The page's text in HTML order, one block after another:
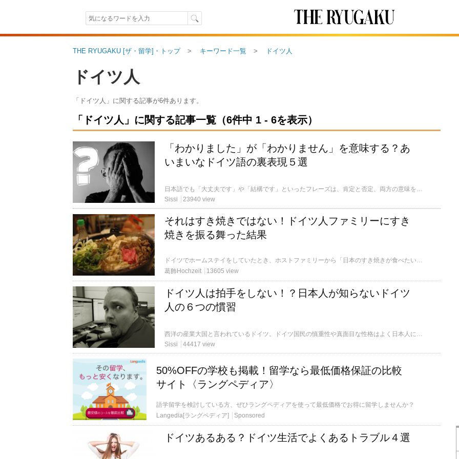
THE RYUGAKU [ザ・留学]・トップ キーワード一覧 ドイツ人
ドイツ人
「ドイツ人」に関する記事が6件あります。
「ドイツ人」に関する記事一覧（6件中 1 - 6を表示）
「わかりました」が「わかりません」を意味する？あ
いまいなドイツ語の裏表現５選
日本語でも「大丈夫です」や「結構です」といったフレーズは、肯定と否定、両方の意味を持っており、話の筋や状況によって判断しなければいけない表現ですが、実はドイツ語にもそのような表現が幾つかあるのをご存知ですか？ここでは、ドイツ語のネイティブスピーカーがよく使う、あいまいなドイツ語の表現についてご紹介します。
Sissi
23940 view
それはすき焼きではない！ドイツ人ファミリーにすき
焼きを振る舞った結果
ドイツでホームステイをしていたとき、ホストファミリーから「日本のすき焼きが食べたい」とリクエストがあったので振る舞うことに。しかし、どうも彼らは物足りなさげな様子。一体何が起こったのでしょうか。
葛飾Hochzeit
13605 view
ドイツ人は拍手をしない！？日本人が知らないドイツ
人の６つの慣習
西洋の産業大国と言われているドイツ。ドイツ国民の慎重性や真面目な性格はよく日本人に似ていると言われていますが、実際に現地の人と交流してみれば、日本とは180度違う文化や習慣が複数存在しています。いったい、それはどんなものでしょうか？私と一緒に見てみましょう！
Sissi
44417 view
50%OFFの学校も掲載！留学なら最低価格保証の比較
サイト〈ラングペディア〉
語学留学を検討している方、ぜひラングペディアを使って最低価格でお得に留学しませんか？
Langedia[ラングペディア]
Sponsored
ドイツあるある？ドイツ生活でよくあるトラブル４選